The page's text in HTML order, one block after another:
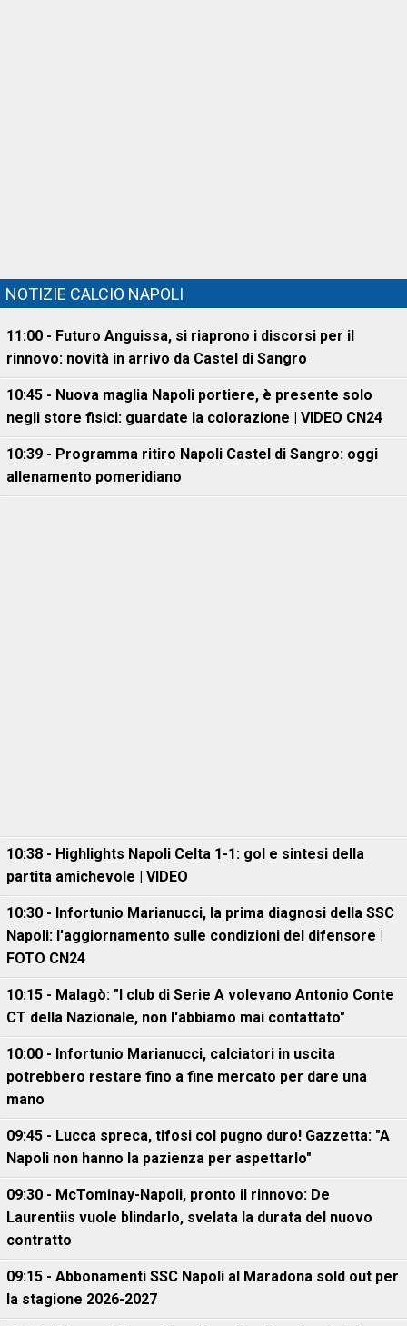
NOTIZIE CALCIO NAPOLI
11:00 - Futuro Anguissa, si riaprono i discorsi per il
rinnovo: novità in arrivo da Castel di Sangro
10:45 - Nuova maglia Napoli portiere, è presente solo
negli store fisici: guardate la colorazione | VIDEO CN24
10:39 - Programma ritiro Napoli Castel di Sangro: oggi
allenamento pomeridiano
10:38 - Highlights Napoli Celta 1-1: gol e sintesi della
partita amichevole | VIDEO
10:30 - Infortunio Marianucci, la prima diagnosi della SSC
Napoli: l'aggiornamento sulle condizioni del difensore |
FOTO CN24
10:15 - Malagò: "I club di Serie A volevano Antonio Conte
CT della Nazionale, non l'abbiamo mai contattato"
10:00 - Infortunio Marianucci, calciatori in uscita
potrebbero restare fino a fine mercato per dare una
mano
09:45 - Lucca spreca, tifosi col pugno duro! Gazzetta: "A
Napoli non hanno la pazienza per aspettarlo"
09:30 - McTominay-Napoli, pronto il rinnovo: De
Laurentiis vuole blindarlo, svelata la durata del nuovo
contratto
09:15 - Abbonamenti SSC Napoli al Maradona sold out per
la stagione 2026-2027